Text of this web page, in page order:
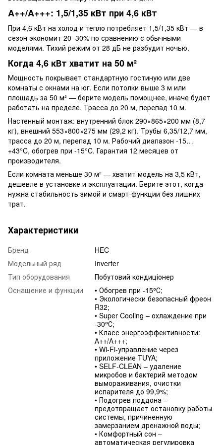
A++/A+++: 1,5/1,35 кВт при 4,6 кВт
При 4,6 кВт на холод и тепло потребляет 1,5/1,35 кВт — в
сезон экономит 20–30% по сравнению с обычными
моделями. Тихий режим от 28 дБ не разбудит ночью.
Когда 4,6 кВт хватит на 50 м²
Мощность покрывает стандартную гостиную или две
комнаты с окнами на юг. Если потолки выше 3 м или
площадь за 50 м² — берите модель помощнее, иначе будет
работать на пределе. Трасса до 20 м, перепад 10 м.
Настенный монтаж: внутренний блок 290×865×200 мм (8,7
кг), внешний 553×800×275 мм (29,2 кг). Трубы 6,35/12,7 мм,
трасса до 20 м, перепад 10 м. Рабочий диапазон -15…
+43°C, обогрев при -15°C. Гарантия 12 месяцев от
производителя.
Если комната меньше 30 м² — хватит модель на 3,5 кВт,
дешевле в установке и эксплуатации. Берите этот, когда
нужна стабильность зимой и смарт-функции без лишних
трат.
Характеристики
Бренд
HEC
Модельный ряд
Inverter
Тип оборудования
Побутовий кондиціонер
Оснащение и функции
• Обогрев при -15⁰С;
• Экологически безопасный фреон
R32;
• Super Cooling – охлаждение при
-30⁰С;
• Класс энергоэффективности:
А++/А+++;
• Wi-Fi-управление через
приложение TUYA;
• SELF-CLEAN – удаление
микробов и бактерий методом
вымораживания, очистки
испарителя до 99,9%;
• Подогрев поддона –
предотвращает остановку работы
системы, причиненную
замерзанием дренажной воды;
• Комфортный сон –
автоматическая регулировка